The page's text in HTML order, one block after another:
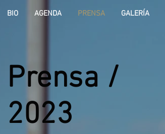
BIO AGENDA PRENSA GALERÍA
Prensa /
2023